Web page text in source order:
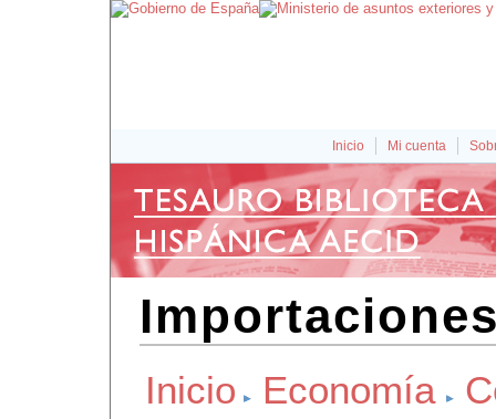
Inicio Mi cuenta
Inicio Economía